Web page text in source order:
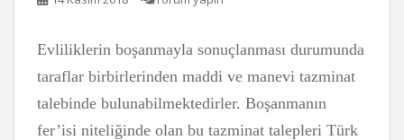
Evliliklerin boşanmayla sonuçlanması durumunda
taraflar birbirlerinden maddi ve manevi tazminat
talebinde bulunabilmektedirler. Boşanmanın
fer’isi niteliğinde olan bu tazminat talepleri Türk